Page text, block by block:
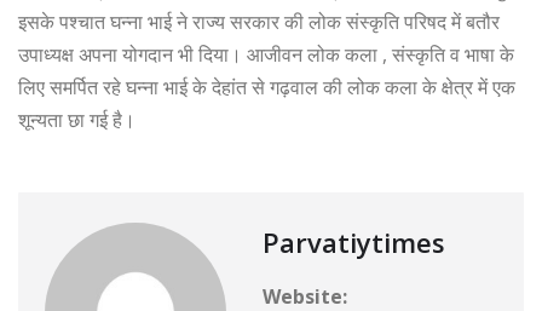
इसके पश्चात घन्ना भाई ने राज्य सरकार की लोक संस्कृति परिषद में बतौर
उपाध्यक्ष अपना योगदान भी दिया। आजीवन लोक कला , संस्कृति व भाषा के
लिए समर्पित रहे घन्ना भाई के देहांत से गढ़वाल की लोक कला के क्षेत्र में एक
शून्यता छा गई है।
Parvatiytimes
Website: